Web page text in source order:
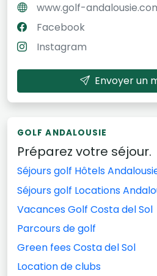
www.golf-
Facebook
Instagram
Envoyer un
GOLF ANDALOUSIE
Préparez votre séjour.
Séjours golf Hôtels
Séjours golf Locations
Vacances Golf Costa del Sol
Parcours de golf
Green fees Costa del Sol
Location de clubs